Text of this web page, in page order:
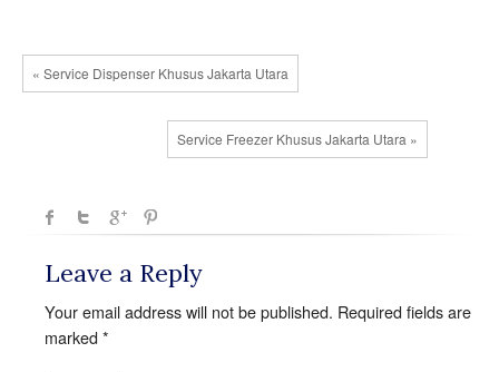
« Service Dispenser Khusus Jakarta Utara
Service Freezer Khusus Jakarta Utara »
Leave a Reply
Your email address will not be published. Required fields are
marked*